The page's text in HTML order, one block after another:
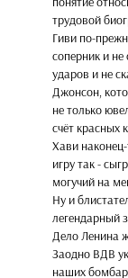
трудовой
Гиви по-
соперник и
ударов и не
Джонсон,
не только
счёт красных
Хави
игру так -
могучий на
Ну и
легендарный
Дело Ленина
Заодно ВДВ
наших